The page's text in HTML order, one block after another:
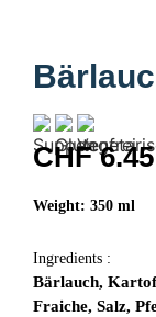
CHF6.45
Weight: 350 ml
Ingredients :
Bärlauch,
Fraiche, Salz,